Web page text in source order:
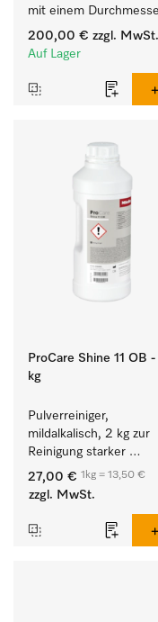
mit einem
von max. 8 cm.
200,00 € zzgl. MwSt.
Auf Lager
ProCare Shine 11 OB -
kg
Pulverreiniger,
mildalkalisch, 2 kg zur
Reinigung starker
Anschmutzungen von
Geschirr, Besteck und
27,00 € 1kg = 13,50 €
zzgl. MwSt.